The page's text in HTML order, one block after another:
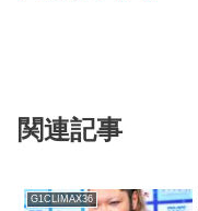
関連記事
G1CLIMAX36